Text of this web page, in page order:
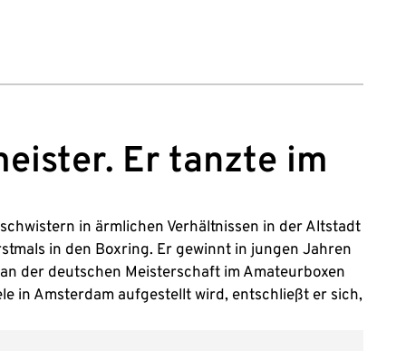
Er tanzte im
in ärmlichen Verhältnissen in der Altstadt
in den Boxring. Er gewinnt in jungen Jahren
der deutschen Meisterschaft im Amateurboxen
in Amsterdam aufgestellt wird, entschließt er sich,